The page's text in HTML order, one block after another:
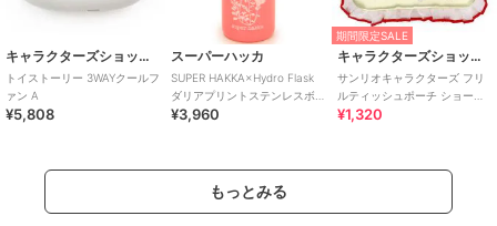
キャラクターズショップ ラフラフ
トイストーリー 3WAYクールフ
ァン A
¥5,808
スーパーハッカ
SUPER HAKKA×Hydro Flask
ダリアプリントステンレスボ
トル 200
¥3,960
期間限定SALE
キャラクターズショップ ラフラフ
サンリオキャラクターズ フリ
ルティッシュポーチ ショート
ケーキ スウィートケーキコレ
¥1,320
もっとみる